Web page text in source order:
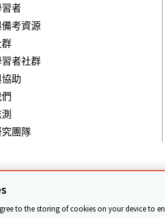
者
考資源
者社群
助
團隊
to the storing of cookies on your device to